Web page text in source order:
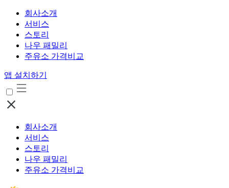
회사소개
서비스
스토리
나우 패밀리
주유소 가격비교
앱 설치하기
회사소개
서비스
스토리
나우 패밀리
주유소 가격비교